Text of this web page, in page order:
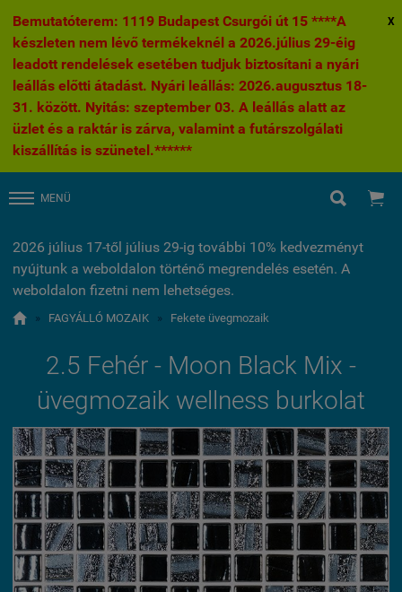
Bemutatóterem: 1119 Budapest Csurgói út 15 ****A
készleten nem lévő termékeknél a 2026.július 29-éig
leadott rendelések esetében tudjuk biztosítani a nyári
leállás előtti átadást. Nyári leállás: 2026.augusztus 18-
31. között. Nyitás: szeptember 03. A leállás alatt az
üzlet és a raktár is zárva, valamint a futárszolgálati
kiszállítás is szünetel.******
X
MENÜ  
2026 július 17-től július 29-ig további 10% kedvezményt
nyújtunk a weboldalon történő megrendelés esetén. A
weboldalon fizetni nem lehetséges.
 » FAGYÁLLÓ MOZAIK » Fekete üvegmozaik
2.5 Fehér - Moon Black Mix -
üvegmozaik wellness burkolat